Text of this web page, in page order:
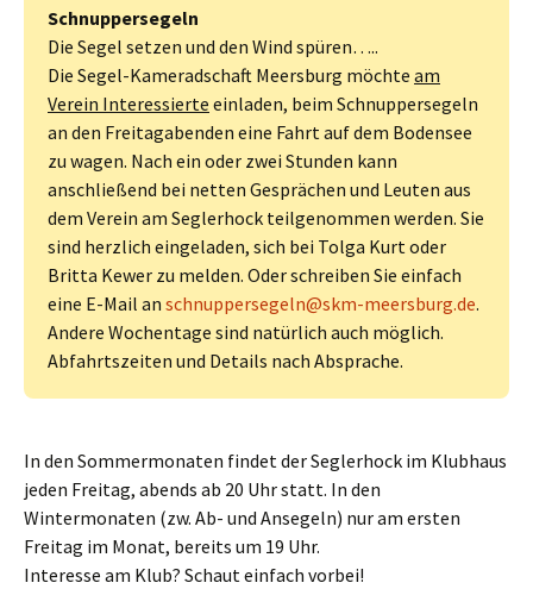
Schnuppersegeln
Die Segel setzen und den Wind spüren…..
Die Segel-Kameradschaft Meersburg möchte am
Verein Interessierte einladen, beim Schnuppersegeln
an den Freitagabenden eine Fahrt auf dem Bodensee
zu wagen. Nach ein oder zwei Stunden kann
anschließend bei netten Gesprächen und Leuten aus
dem Verein am Seglerhock teilgenommen werden. Sie
sind herzlich eingeladen, sich bei Tolga Kurt oder
Britta Kewer zu melden. Oder schreiben Sie einfach
eine E-Mail an schnuppersegeln@skm-meersburg.de.
Andere Wochentage sind natürlich auch möglich.
Abfahrtszeiten und Details nach Absprache.
In den Sommermonaten findet der Seglerhock im Klubhaus
jeden Freitag, abends ab 20 Uhr statt. In den
Wintermonaten (zw. Ab- und Ansegeln) nur am ersten
Freitag im Monat, bereits um 19 Uhr.
Interesse am Klub? Schaut einfach vorbei!